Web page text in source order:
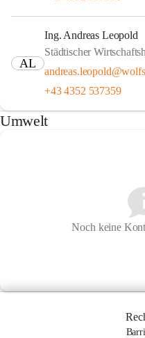
AL
Ing. Andreas Leopold
+43 4352 537359
Umwelt
Noch keine